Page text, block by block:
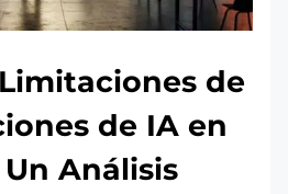
de
de IA en
Análisis